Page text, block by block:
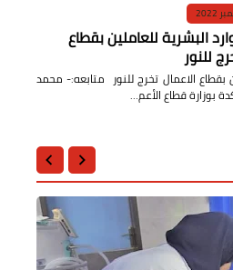
البشرية للعاملين بقطاع
للنور
بقطاع الاعمال تخرج للنور متابعه:- محمد
بوزارة قطاع الأعم…